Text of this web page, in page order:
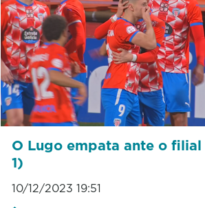
O Lugo empata ante o filial
1)
10/12/2023 19:51